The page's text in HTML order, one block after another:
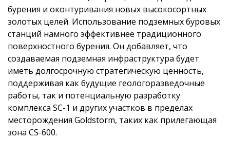
бурения и оконтуривания новых высокосортных
золотых целей. Использование подземных буровых
станций намного эффективнее традиционного
поверхностного бурения. Он добавляет, что
создаваемая подземная инфраструктура будет
иметь долгосрочную стратегическую ценность,
поддерживая как будущие геологоразведочные
работы, так и потенциальную разработку
комплекса SC-1 и других участков в пределах
месторождения Goldstorm, таких как прилегающая
зона CS-600.